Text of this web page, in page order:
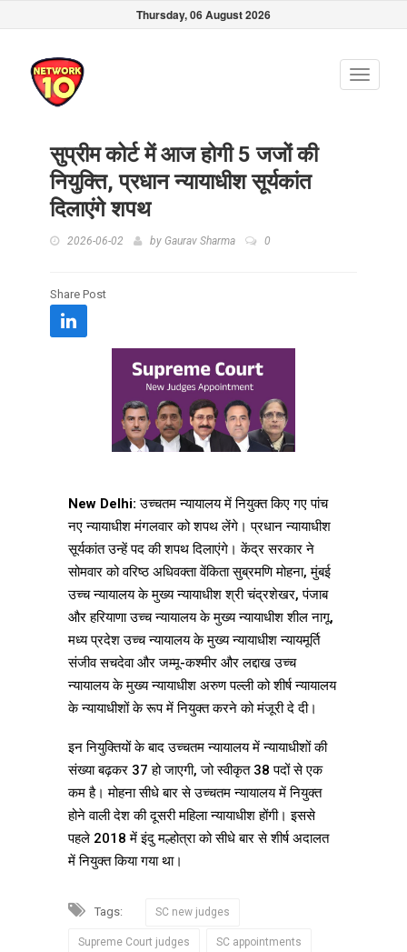
Thursday, 06 August 2026
Toggle
सुप्रीम कोर्ट में आज होगी 5 जजों की
नियुक्ति, प्रधान न्यायाधीश सूर्यकांत
दिलाएंगे शपथ
2026-06-02 by Gaurav Sharma 0
Share Post
New Delhi: उच्चतम न्यायालय में नियुक्त किए गए पांच
नए न्यायाधीश मंगलवार को शपथ लेंगे। प्रधान न्यायाधीश
सूर्यकांत उन्हें पद की शपथ दिलाएंगे। केंद्र सरकार ने
सोमवार को वरिष्ठ अधिवक्ता वेंकिता सुब्रमणि मोहना, मुंबई
उच्च न्यायालय के मुख्य न्यायाधीश श्री चंद्रशेखर, पंजाब
और हरियाणा उच्च न्यायालय के मुख्य न्यायाधीश शील नागू,
मध्य प्रदेश उच्च न्यायालय के मुख्य न्यायाधीश न्यायमूर्ति
संजीव सचदेवा और जम्मू-कश्मीर और लद्दाख उच्च
न्यायालय के मुख्य न्यायाधीश अरुण पल्ली को शीर्ष न्यायालय
के न्यायाधीशों के रूप में नियुक्त करने को मंजूरी दे दी।
इन नियुक्तियों के बाद उच्चतम न्यायालय में न्यायाधीशों की
संख्या बढ़कर 37 हो जाएगी, जो स्वीकृत 38 पदों से एक
कम है। मोहना सीधे बार से उच्चतम न्यायालय में नियुक्त
होने वाली देश की दूसरी महिला न्यायाधीश होंगी। इससे
पहले 2018 में इंदु मल्होत्रा को सीधे बार से शीर्ष अदालत
में नियुक्त किया गया था।
Tags: SC new judges
Supreme Court judges SC appointments